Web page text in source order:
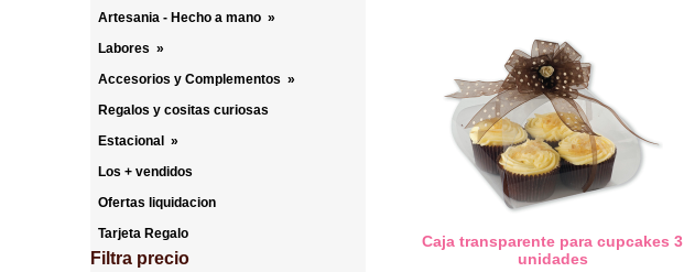
Artesania - Hecho a mano »
Labores »
Accesorios y Complementos »
Regalos y cositas curiosas
Estacional
»
Los + vendidos
Ofertas liquidacion
Tarjeta Regalo
Filtra precio
Caja transparente para cupcakes 3
unidades